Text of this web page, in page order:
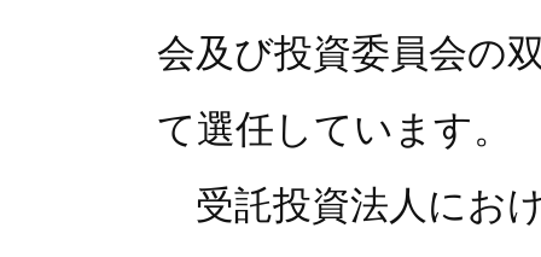
会及び投資委員会の
て選任しています。
受託投資法人にお